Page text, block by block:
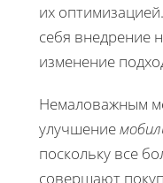
их
себя внедрение
изменение
Немаловажным
улучшение
поскольку все
совершают